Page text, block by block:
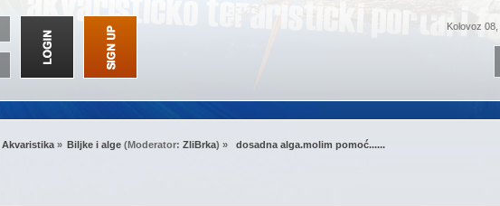
Kolovoz
» Biljke i alge (Moderator:ZliBrka) » dosadna alga.molim pomoć......